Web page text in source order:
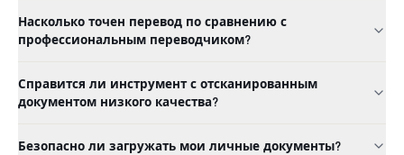
Насколько точен перевод по сравнению с
профессиональным переводчиком?
Справится ли инструмент с отсканированным
документом низкого качества?
Безопасно ли загружать мои личные документы?